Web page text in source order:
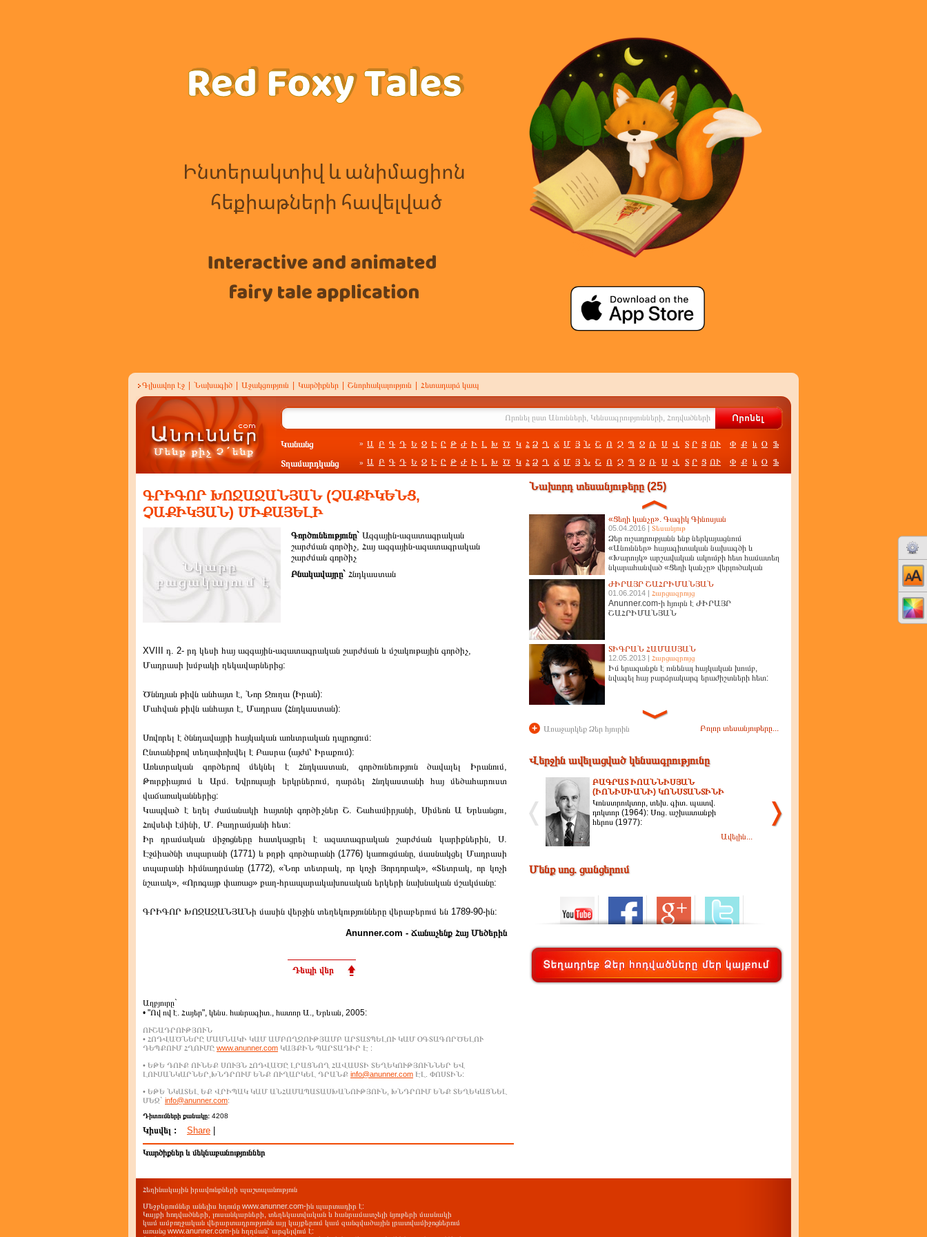
Գլխավոր էջ Նախագիծ Աջակցություն Կարծիքներ Շնորհակալություն Հետադարձ կապ
Կանանց » Ա Բ Գ Դ Ե Զ Է Ը Թ Ժ Ի Լ Խ Ծ Կ Հ Ձ Ղ Ճ Մ Յ Ն Շ Ո Չ Պ Ջ Ռ Ս Վ Տ Ր Ց ՈՒ Փ Ք և Օ Ֆ
Տղամարդկանց » Ա Բ Գ Դ Ե Զ Է Ը Թ Ժ Ի Լ Խ Ծ Կ Հ Ձ Ղ Ճ Մ Յ Ն Շ Ո Չ Պ Ջ Ռ Ս Վ Տ Ր Ց ՈՒ Փ Ք և Օ Ֆ
ԳՐԻԳՈՐ ԽՈՋԱՋԱՆՅԱՆ (ՉԱՔԻԿԵՆՑ,
ՉԱՔԻԿՅԱՆ) ՄԻՔԱՅԵԼԻ
Գործունեությունը` Ազգային-ազատագրական
շարժման գործիչ, Հայ ազգային-ազատագրական
շարժման գործիչ
Բնակավայրը` Հնդկաստան
XVIII դ. 2- րդ կեսի հայ ազգային-ազատագրական շարժման և մշակութային գործիչ,
Մադրասի խմբակի ղեկավարներից:
Ծննդյան թիվն անհայտ է, Նոր Ջուղա (Իրան):
Մահվան թիվն անհայտ է, Մադրաս (Հնդկաստան):
Սովորել է ծննդավայրի հայկական առևտրական դպրոցում:
Ընտանիքով տեղափոխվել է Բասրա (այժմ՝ Իրաքում):
Առևտրական գործերով մեկնել է Հնդկաստան, գործունեություն ծավալել Իրանում,
Թուրքիայում և Արմ. Եվրոպայի երկրներում, դարձել Հնդկաստանի հայ մեծահարուստ
վաճառականներից:
Կապված է եղել ժամանակի հայտնի գործիչներ Շ. Շահամիրյանի, Սիմեոն Ա Երևանցու,
Հովսեփ էմինի, Մ. Բաղրամյանի հետ:
Իր դրամական միջոցները հատկացրել է ազատագրական շարժման կարիքներին, Ս.
Էջմիածնի տպարանի (1771) և թղթի գործարանի (1776) կառուցմանը, մասնակցել Մադրասի
տպարանի հիմնադրմանը (1772), «Նոր տետրակ, որ կոչի Յորդորակ», «Տետրակ, որ կոչի
նշաւակ», «Որոգայթ փառաց» քաղ-հրապարակախոսական երկերի նախնական մշակմանը:
ԳՐԻԳՈՐ ԽՈՋԱՋԱՆՅԱՆի մասին վերջին տեղեկությունները վերաբերում են 1789-90-ին:
Anunner.com - Ճանաչենք Հայ Մեծերին
Դեպի վեր
Աղբյուրը`
• "Ով ով է. Հայեր", կենս. հանրագիտ., հատոր Ա., Երևան, 2005:
ՈՒՇԱԴՐՈՒԹՅՈՒՆ
• ՀՈԴՎԱԾՆԵՐԸ ՄԱՍՆԱԿԻ ԿԱՄ ԱՄԲՈՂՋՈՒԹՅԱՄԲ ԱՐՏԱՏՊԵԼՈՒ ԿԱՄ ՕԳՏԱԳՈՐԾԵԼՈՒ
ԴԵՊՔՈՒՄ ՀՂՈՒՄԸ www.anunner.com ԿԱՅՔԻՆ ՊԱՐՏԱԴԻՐ Է :
• ԵԹԵ ԴՈՒՔ ՈՒՆԵՔ ՍՈՒՅՆ ՀՈԴՎԱԾԸ ԼՐԱՑՆՈՂ ՀԱՎԱՍՏԻ ՏԵՂԵԿՈՒԹՅՈՒՆՆԵՐ ԵՎ
ԼՈՒՍԱՆԿԱՐՆԵՐ,ԽՆԴՐՈՒՄ ԵՆՔ ՈՒՂԱՐԿԵԼ ԴՐԱՆՔ info@anunner.com ԷԼ. ՓՈՍՏԻՆ:
• ԵԹԵ ՆԿԱՏԵԼ ԵՔ ՎՐԻՊԱԿ ԿԱՄ ԱՆՀԱՄԱՊԱՏԱՍԽԱՆՈՒԹՅՈՒՆ, ԽՆԴՐՈՒՄ ԵՆՔ ՏԵՂԵԿԱՑՆԵԼ
ՄԵԶ` info@anunner.com:
Դիտումների քանակը: 4208
Կիսվել : Share
Կարծիքներ և մեկնաբանություններ
Նախորդ տեսանյութերը (25)
«Ցեղի կանչը». Գագիկ Գինոսյան
05.04.2016 | Տեսանյութ
Ձեր ուշադրությանն ենք ներկայացնում
«Անուններ» հայագիտական նախագծի և
«Խարույկ» արշավական ակումբի հետ համատեղ
նկարահանված «Ցեղի կանչը» վերլուծական
ԺԻՐԱՅՐ ՇԱՀՐԻՄԱՆՅԱՆ
01.06.2014 | Հարցազրույց
Anunner.com-ի հյուրն է ԺԻՐԱՅՐ
ՇԱՀՐԻՄԱՆՅԱՆ
ՏԻԳՐԱՆ ՀԱՄԱՍՅԱՆ
12.05.2013 | Հարցազրույց
Իմ երազանքն է ունենալ հայկական խումբ,
նվագել հայ բարձրակարգ երաժիշտների հետ:
+ Առաջարկեք Ձեր հյուրին Բոլոր տեսանյութերը...
Վերջին ավելացված կենսագրությունը
ԲԱԳՐԱՏ ԻՈԱՆՆԻՍՅԱՆ
(ԻՈՆԻՍԻԱՆԻ) ԿՈՆՍՏԱՆՏԻՆԻ
Կոնստրուկտոր, տեխ. գիտ. պատվ.
դոկտոր (1964): Սոց. աշխատանքի
հերոս (1977):
Ավելին...
Մենք սոց. ցանցերում
Հեղինակային իրավունքների պաշտպանություն
Մեջբերումներ անելիս հղումը www.anunner.com-ին պարտադիր է:
Կայքի հոդվածների, լուսանկարների, տեղեկատվական և հանրամատչելի նյութերի մասնակի
կամ ամբողջական վերարտադրությունն այլ կայքերում կամ զանգվածային լրատվամիջոցներում
առանց www.anunner.com-ին հղղման՝ արգելվում է: